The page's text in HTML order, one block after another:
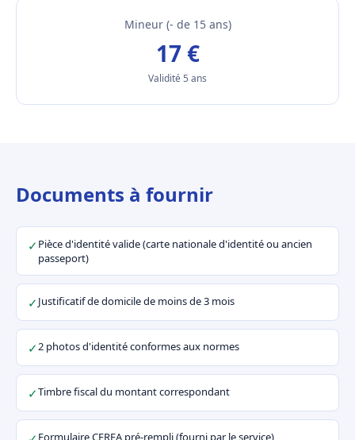
Mineur (- de 15 ans)
17 €
Validité 5 ans
Documents à fournir
✓ Pièce d'identité valide (carte nationale d'identité ou ancien
passeport)
✓Justificatif de domicile de moins de 3 mois
✓2 photos d'identité conformes aux normes
✓Timbre fiscal du montant correspondant
Formulaire CERFA pré-rempli (fourni par le service)